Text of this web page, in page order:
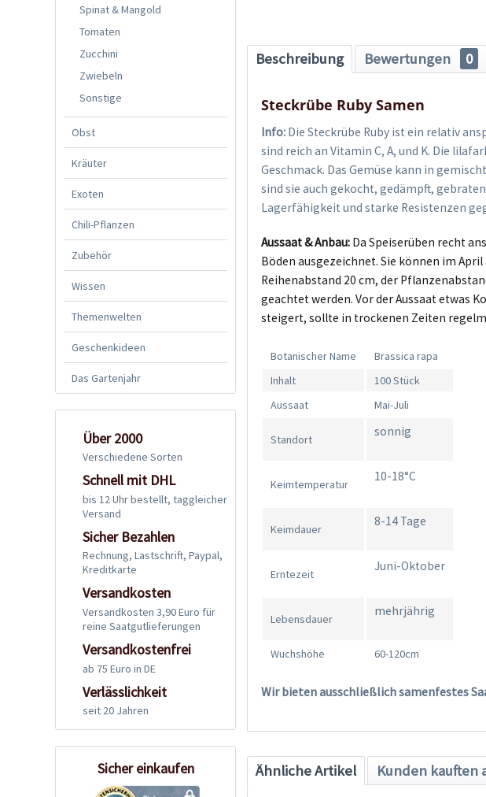
Spinat & Mangold
Tomaten
Zucchini
Zwiebeln
Sonstige
Obst
Kräuter
Exoten
Chili-Pflanzen
Zubehör
Wissen
Themenwelten
Geschenkideen
Das Gartenjahr
Über 2000
Verschiedene Sorten
Schnell mit DHL
bis 12 Uhr bestellt, taggleicher
Versand
Sicher Bezahlen
Rechnung, Lastschrift, Paypal,
Kreditkarte
Versandkosten
Versandkosten 3,90 Euro für
reine Saatgutlieferungen
Versandkostenfrei
ab 75 Euro in DE
Verlässlichkeit
seit 20 Jahren
Sicher einkaufen
Beschreibung Bewertungen 0
Steckrübe Ruby Samen
Info: Die Steckrübe Ruby ist ein relativ
sind reich an Vitamin C, A, und K. Die
Geschmack. Das Gemüse kann in
sind sie auch gekocht, gedämpft,
Lagerfähigkeit und starke Resistenzen
Aussaat & Anbau: Da Speiserüben recht
Böden ausgezeichnet. Sie können im
Reihenabstand 20 cm, der
geachtet werden. Vor der Aussaat etwas
steigert, sollte in trockenen Zeiten
Botanischer Name
Brassica rapa
Inhalt
100 Stück
Aussaat
Mai-Juli
Standort
sonnig
Keimtemperatur
10-18°C
Keimdauer
8-14 Tage
Erntezeit
Juni-Oktober
Lebensdauer
mehrjährig
Wuchshöhe 60-120cm
Wir bieten ausschließlich samenfestes
Ähnliche Artikel Kunden kauften